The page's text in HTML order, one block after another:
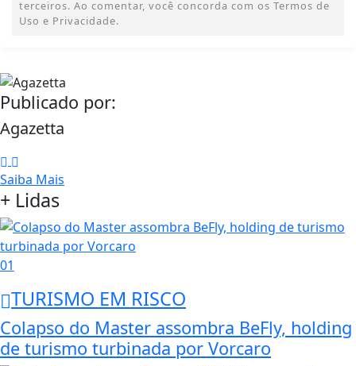
terceiros. Ao comentar, você concorda com os Termos de
Uso e Privacidade.
Publicado por:
Agazetta
Saiba Mais
+ Lidas
01
TURISMO EM RISCO
Colapso do Master assombra BeFly, holding
de turismo turbinada por Vorcaro